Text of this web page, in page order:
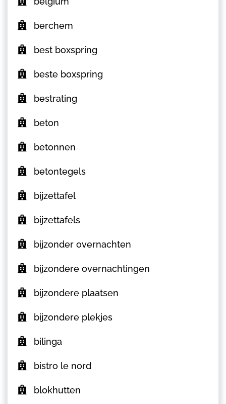
berchem
best boxspring
beste boxspring
bestrating
beton
betonnen
betontegels
bijzettafel
bijzettafels
bijzonder overnachten
bijzondere overnachtingen
bijzondere plaatsen
bijzondere plekjes
bilinga
bistro le nord
blokhutten